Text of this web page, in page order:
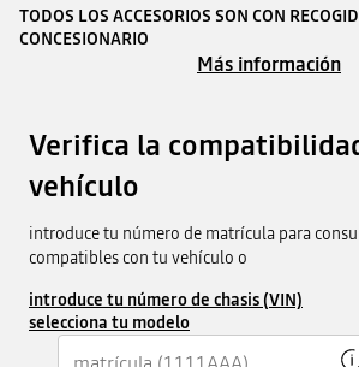
TODOS LOS ACCESORIOS SON CON
CONCESIONARIO
Más información
Verifica la
vehículo
introduce tu número de matrícula para
compatibles con tu vehículo o
introduce tu número de chasis (VIN)
selecciona tu modelo